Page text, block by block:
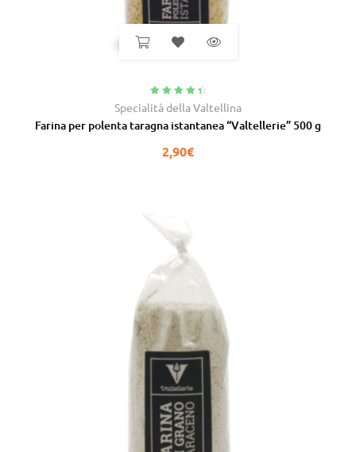
Valutato4.60
Specialità della Valtellina
Farina per polenta taragna istantanea “Valtellerie” 500 g
2,90€